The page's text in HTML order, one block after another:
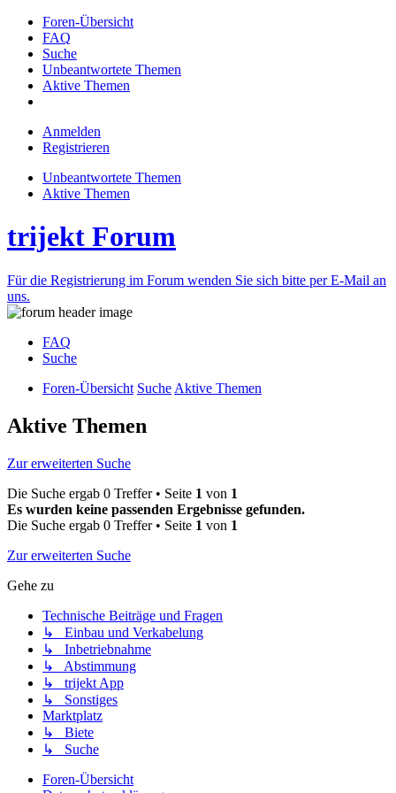
Foren-Übersicht
FAQ
Suche
Unbeantwortete Themen
Aktive Themen
Anmelden
Registrieren
Unbeantwortete Themen
Aktive Themen
trijekt Forum
Für die Registrierung im Forum wenden Sie sich bitte per E-Mail an
uns.
FAQ
Suche
Foren-Übersicht Suche Aktive Themen
Aktive Themen
Zur erweiterten Suche
Die Suche ergab 0 Treffer • Seite 1 von 1
Es wurden keine passenden Ergebnisse gefunden.
Die Suche ergab 0 Treffer • Seite 1 von 1
Zur erweiterten Suche
Gehe zu
Technische Beiträge und Fragen
↳ Einbau und Verkabelung
↳ Inbetriebnahme
↳ Abstimmung
↳ trijekt App
↳ Sonstiges
Marktplatz
↳ Biete
↳ Suche
Foren-Übersicht